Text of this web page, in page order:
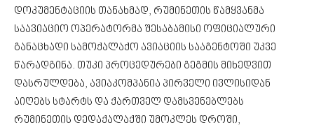
დოკუმენტაციის თანახმად, რუმინეთის წამყვანმა
საავიაციო ოპერატორმა შესაბამისი ოფიციალური
განაცხადი სამოქალაქო ავიაციის სააგენტოში უკვე
წარადგინა. თუკი პროცედურები გეგმის მიხედვით
დასრულდება, ავიაკომპანია პირველი ივლისიდან
აიღებს სტარტს და ქართველ დამსვენებლებს
რუმინეთის დედაქალაქში უმოკლეს დროში,